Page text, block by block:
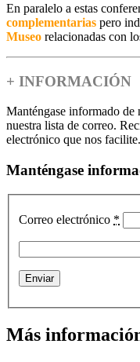
En paralelo a estas
complementarias pero
Museo relacionadas con
+ INFORMACIÓN
Manténgase informado de
nuestra lista de correo.
electrónico que nos facilite.
Manténgase
Correo electrónico *
Más